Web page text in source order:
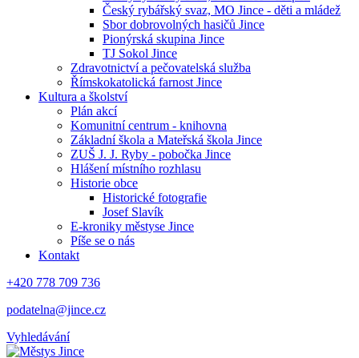
Český rybářský svaz, MO Jince - děti a mládež
Sbor dobrovolných hasičů Jince
Pionýrská skupina Jince
TJ Sokol Jince
Zdravotnictví a pečovatelská služba
Římskokatolická farnost Jince
Kultura a školství
Plán akcí
Komunitní centrum - knihovna
Základní škola a Mateřská škola Jince
ZUŠ J. J. Ryby - pobočka Jince
Hlášení místního rozhlasu
Historie obce
Historické fotografie
Josef Slavík
E-kroniky městyse Jince
Píše se o nás
Kontakt
+420 778 709 736
podatelna@jince.cz
Vyhledávání